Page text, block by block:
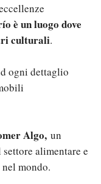
è un luogo dove
culturali.
ogni dettaglio
Algo, un
alimentare e
mondo.